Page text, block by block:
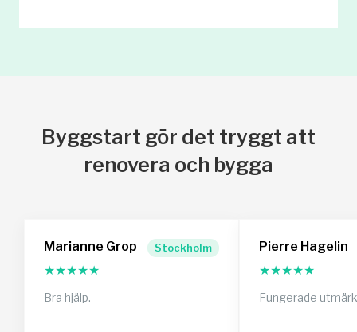
Byggstart gör det tryggt att
renovera och bygga
Marianne Grop Stockholm
★★★★★
Bra hjälp.
Pierre Hagelin
★★★★★
Fungerade